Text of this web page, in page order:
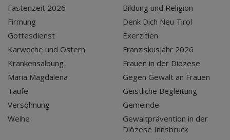
Fastenzeit 2026
Firmung
Gottesdienst
Karwoche und Ostern
Krankensalbung
Maria Magdalena
Taufe
Versöhnung
Weihe
Bildung und Religion
Denk Dich Neu Tirol
Exerzitien
Franziskusjahr 2026
Frauen in der Diözese
Gegen Gewalt an Frauen
Geistliche Begleitung
Gemeinde
Gewaltprävention in der
Diözese Innsbruck